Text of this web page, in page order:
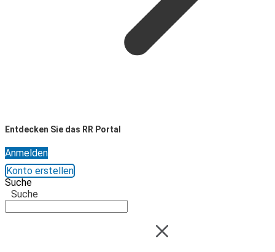
Entdecken Sie das RR Portal
Anmelden
Konto erstellen
Suche
Suche